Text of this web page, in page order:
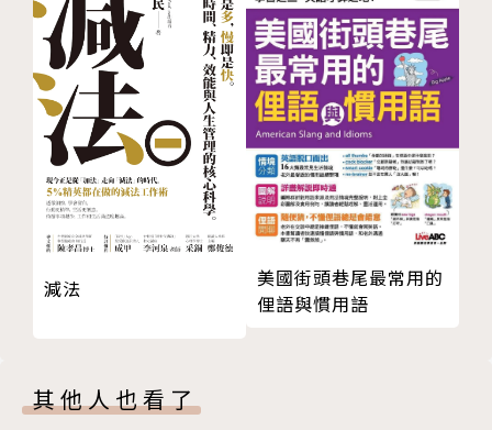
速增進英語聽說能力。本書精選CNN新聞內容，讓你
學到最新且最實用的字彙，輕鬆奠定英語基礎。
◎從單字奠定語言學習的根基
大家都知道單字是學習語言的基礎，許多時候不管是影
集、電影或英語新聞，有些主題內容可能比較容易掌握
其中的意思，有些卻像是「鴨聽雷」。很多時候是因為
對某些較難的單字或特定主題類別的字彙不熟悉導致。
◎CNN十大類新聞主題一次全囊括
本書依CNN新聞內容分為十大類主題：一、政治要
五、娛樂藝文；六、科學科技、七、醫藥健康；八、人
物社會；九、體育休閒；十、教育人文。精選出600個
減法
美國街頭巷尾最常用的
俚語與慣用語
其他人也看了